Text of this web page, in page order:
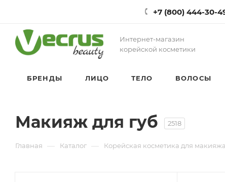
+7 (800) 444-30-
Интернет-магазин
корейской косметики
БРЕНДЫ ЛИЦО ТЕЛО ВОЛОСЫ
Макияж для губ 2518
Главная — Каталог — Корейская косметика для макияжа